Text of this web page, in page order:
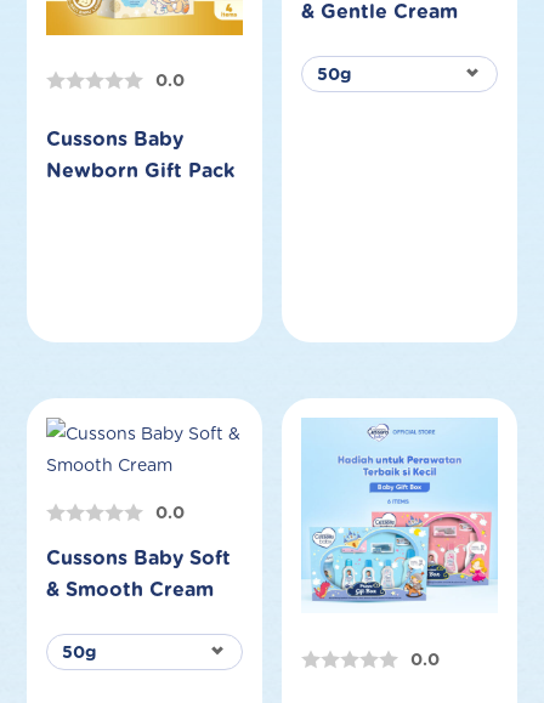
0.0
Cussons Baby
Newborn Gift Pack
& Gentle Cream
0.0
Cussons Baby Soft
& Smooth Cream
0.0